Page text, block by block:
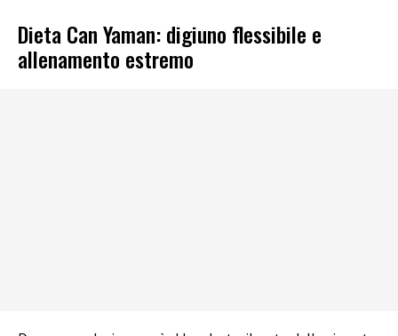
Dieta Can Yaman: digiuno flessibile e
allenamento estremo